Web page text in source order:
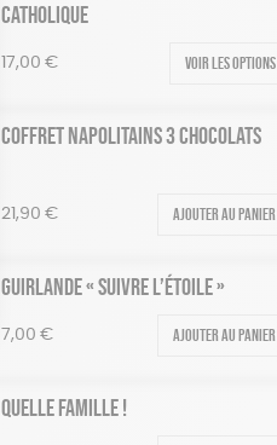
CATHOLIQUE
17,00 € Voir les options
COFFRET NAPOLITAINS 3 CHOCOLATS
21,90 € Ajouter au panier
GUIRLANDE « SUIVRE L’ÉTOILE »
7,00 € Ajouter au panier
QUELLE FAMILLE !